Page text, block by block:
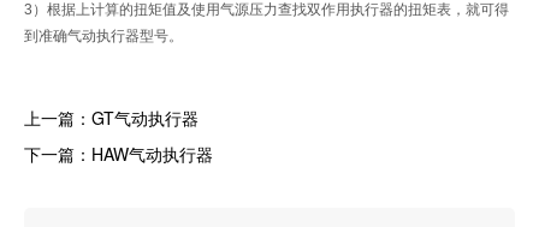
3）根据上计算的扭矩值及使用气源压力查找双作用执行器的扭矩表，就可得
到准确气动执行器型号。
上一篇： GT气动执行器
下一篇： HAW气动执行器